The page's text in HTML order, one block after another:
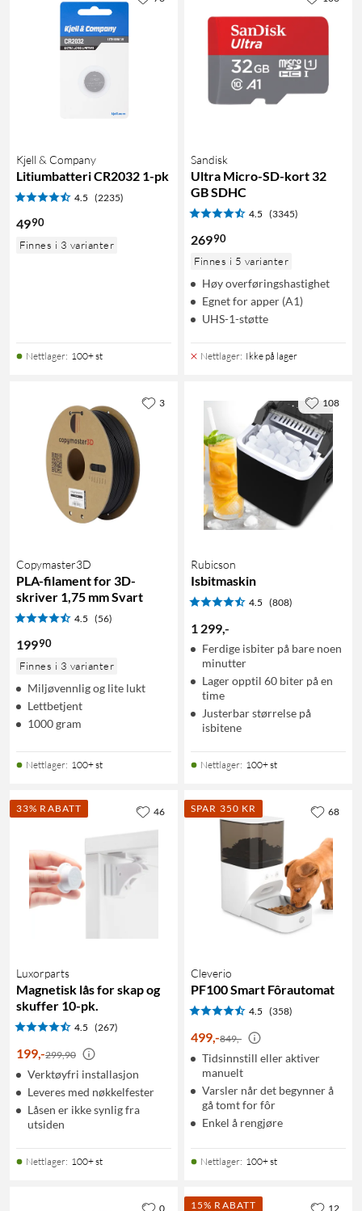
Kjell & Company
Litiumbatteri CR2032 1-pk
4.5 (2235)
4990
Finnes i 3 varianter
Nettlager: 100+ st
Sandisk
Ultra Micro-SD-kort 32
GB SDHC
4.5 (3345)
26990
Finnes i 5 varianter
Høy overføringshastighet
Egnet for apper (A1)
UHS-1-støtte
Nettlager: Ikke på lager
Copymaster3D
PLA-filament for 3D-
skriver 1,75 mm Svart
4.5 (56)
19990
Finnes i 3 varianter
Miljøvennlig og lite lukt
Lettbetjent
1000 gram
Nettlager: 100+ st
3
Rubicson
Isbitmaskin
4.5 (808)
1 299,-
Ferdige isbiter på bare noen
minutter
Lager opptil 60 biter på en
time
Justerbar størrelse på
isbitene
Nettlager: 100+ st
108
33% RABATT
Luxorparts
Magnetisk lås for skap og
skuffer 10-pk.
4.5 (267)
199,-299,90
Verktøyfri installasjon
Leveres med nøkkelfester
Låsen er ikke synlig fra
utsiden
Nettlager: 100+ st
46 SPAR 350 KR
Cleverio
PF100 Smart Fôrautomat
4.5 (358)
499,-849,-
Tidsinnstill eller aktiver
manuelt
Varsler når det begynner å
gå tomt for fôr
Enkel å rengjøre
Nettlager: 100+ st
68
0 15% RABATT 12